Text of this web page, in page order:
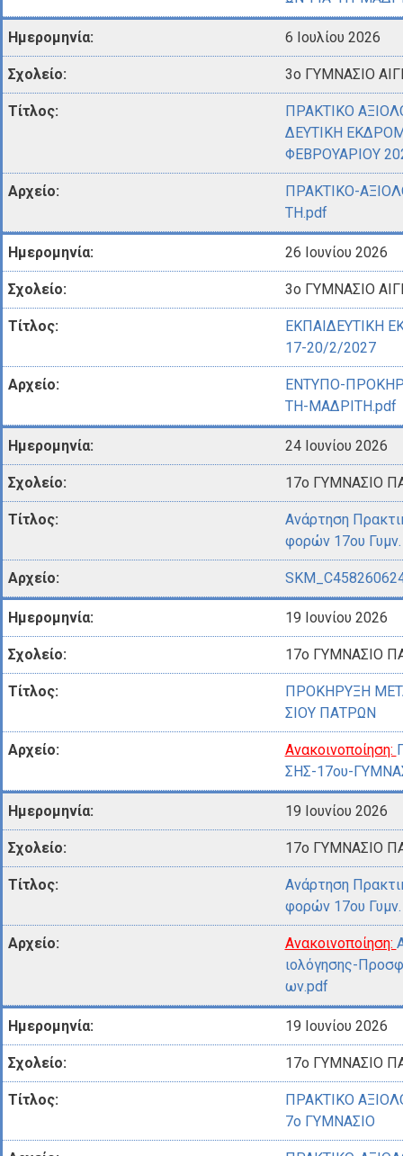
6 Ιουλίου 2026
3ο ΓΥΜΝΑΣΙΟ
ΠΡΑΚΤΙΚΟ
ΔΕΥΤΙΚΗ
ΦΕΒΡΟΥΑΡΙΟΥ
ΠΡΑΚΤΙΚΟ-
ΤΗ.pdf
26 Ιουνίου 2026
3ο ΓΥΜΝΑΣΙΟ
ΕΚΠΑΙΔΕΥΤΙΚΗ
17-20/2/2027
ΕΝΤΥΠΟ-
ΤΗ-ΜΑΔΡΙΤΗ.pdf
24 Ιουνίου 2026
17ο ΓΥΜΝΑΣΙΟ
Ανάρτηση
φορών 17ου
19 Ιουνίου 2026
17ο ΓΥΜΝΑΣΙΟ
ΠΡΟΚΗΡΥΞΗ
ΣΙΟΥ ΠΑΤΡΩΝ
Ανακοινοποίηση:
ΣΗΣ-17ου-
19 Ιουνίου 2026
17ο ΓΥΜΝΑΣΙΟ
Ανάρτηση
φορών 17ου
Ανακοινοποίηση:
ιολόγησης-
ων.pdf
19 Ιουνίου 2026
17ο ΓΥΜΝΑΣΙΟ
ΠΡΑΚΤΙΚΟ
7ο ΓΥΜΝΑΣΙΟ